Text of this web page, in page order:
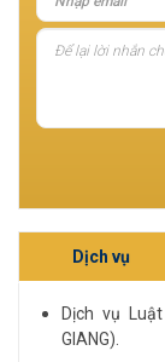
Dịch vụ
Dịch vụ
GIANG).